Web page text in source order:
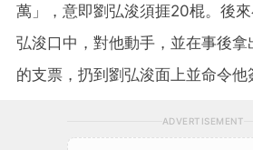
萬」，意即劉弘浚須捱20棍。後
弘浚口中，對他動手，並在事後
的支票，扔到劉弘浚面上並命令他
ADVERTISEMENT